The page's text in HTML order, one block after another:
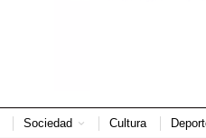
Sociedad Cultura